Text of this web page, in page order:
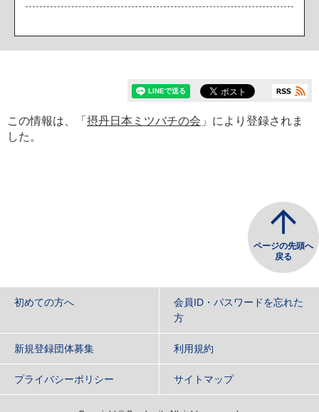
この情報は、「 摂丹日本ミツバチの会 」により登録されま
した。
ページの先頭へ
戻る
初めての方へ
会員ID・パスワードを忘れた
方
新規登録団体募集 利用規約
プライバシーポリシー サイトマップ